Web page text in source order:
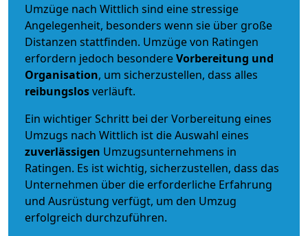
Umzüge nach Wittlich sind eine stressige
Angelegenheit, besonders wenn sie über große
Distanzen stattfinden. Umzüge von Ratingen
erfordern jedoch besondereVorbereitung und
Organisation, um sicherzustellen, dass alles
reibungslosverläuft.
Ein wichtiger Schritt bei der Vorbereitung eines
Umzugs nach Wittlich ist die Auswahl eines
zuverlässigen Umzugsunternehmens in
Ratingen. Es ist wichtig, sicherzustellen, dass das
Unternehmen über die erforderliche Erfahrung
und Ausrüstung verfügt, um den Umzug
erfolgreich durchzuführen.